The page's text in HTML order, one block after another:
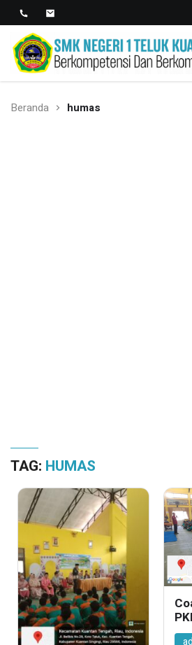
SMK NEGERI 1
KUANTAN
Berkopetensi Dan Berkompetisi
Beranda humas
TAG: HUMAS